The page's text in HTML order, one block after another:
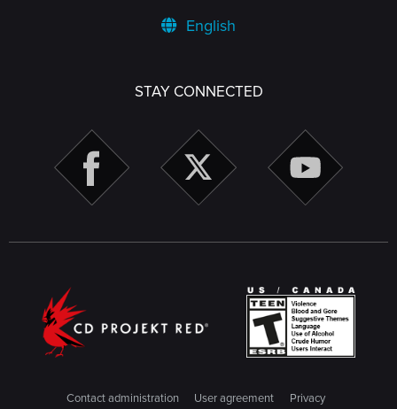
English
STAY CONNECTED
Contact administration User agreement
Privacy